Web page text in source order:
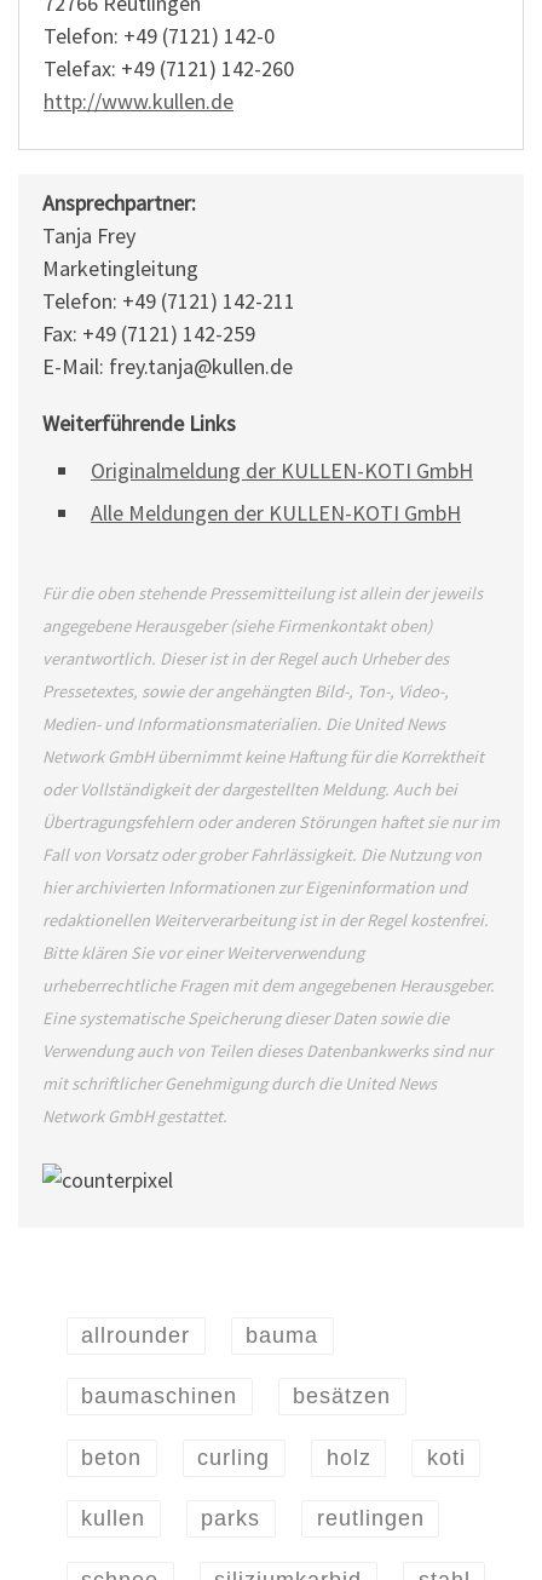
Telefon: +49 (7121) 142-0
Telefax: +49 (7121) 142-260
http://www.kullen.de
Ansprechpartner:
Tanja Frey
Marketingleitung
Telefon: +49 (7121) 142-211
Fax: +49 (7121) 142-259
E-Mail: frey.tanja@kullen.de
Weiterführende Links
Originalmeldung der KULLEN-KOTI GmbH
Alle Meldungen der KULLEN-KOTI GmbH
Für die oben stehende Pressemitteilung ist allein der jeweils
angegebene Herausgeber (siehe Firmenkontakt oben)
verantwortlich. Dieser ist in der Regel auch Urheber des
Pressetextes, sowie der angehängten Bild-, Ton-, Video-,
Medien- und Informationsmaterialien. Die United News
Network GmbH übernimmt keine Haftung für die Korrektheit
oder Vollständigkeit der dargestellten Meldung. Auch bei
Übertragungsfehlern oder anderen Störungen haftet sie nur im
Fall von Vorsatz oder grober Fahrlässigkeit. Die Nutzung von
hier archivierten Informationen zur Eigeninformation und
redaktionellen Weiterverarbeitung ist in der Regel kostenfrei.
Bitte klären Sie vor einer Weiterverwendung
urheberrechtliche Fragen mit dem angegebenen Herausgeber.
Eine systematische Speicherung dieser Daten sowie die
Verwendung auch von Teilen dieses Datenbankwerks sind nur
mit schriftlicher Genehmigung durch die United News
Network GmbH gestattet.
allrounder bauma
baumaschinen besätzen
beton curling holz koti
kullen parks reutlingen